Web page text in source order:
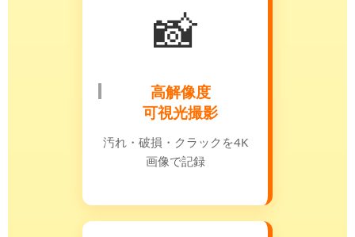
📸
高解像度
可視光撮影
汚れ・破損・クラックを4K
画像で記録